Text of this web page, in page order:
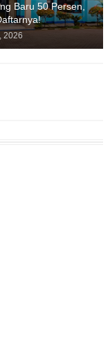
Baru 50 Persen,
2026